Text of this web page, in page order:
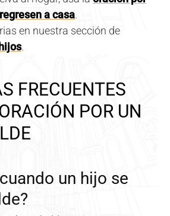
a casa.
en nuestra sección de
.
FRECUENTES
POR UN
un hijo se